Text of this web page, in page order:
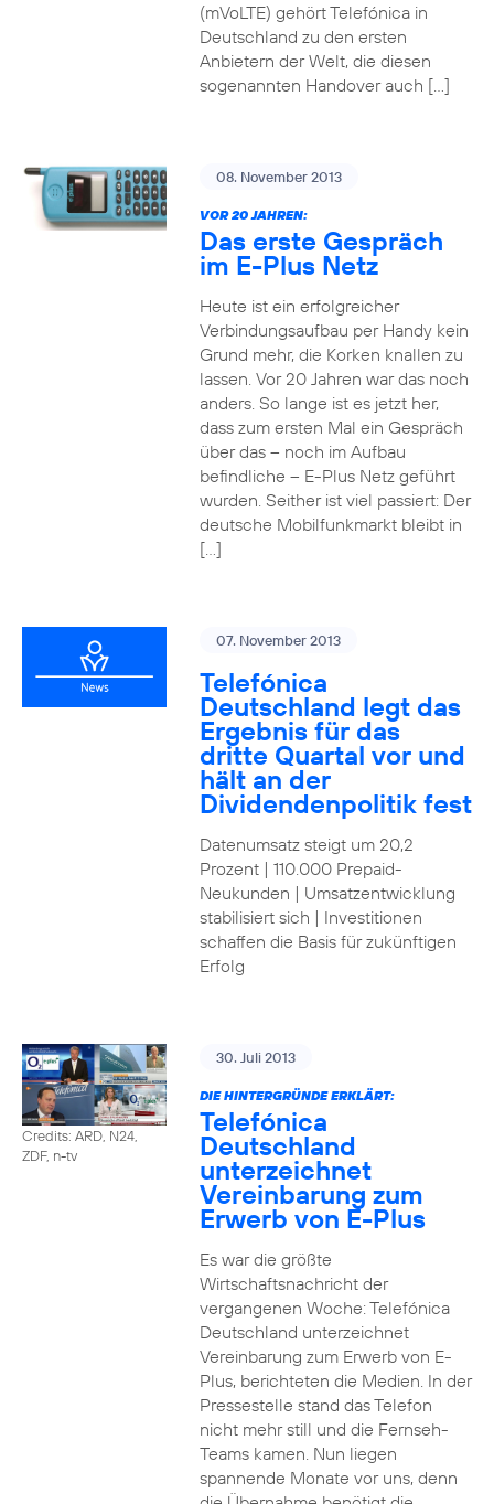
(mVoLTE) gehört Telefónica in
Deutschland zu den ersten
Anbietern der Welt, die diesen
sogenannten Handover auch […]
08. November 2013
VOR 20 JAHREN:
Das erste Gespräch
im E-Plus Netz
Heute ist ein erfolgreicher
Verbindungsaufbau per Handy kein
Grund mehr, die Korken knallen zu
lassen. Vor 20 Jahren war das noch
anders. So lange ist es jetzt her,
dass zum ersten Mal ein Gespräch
über das – noch im Aufbau
befindliche – E-Plus Netz geführt
wurden. Seither ist viel passiert: Der
deutsche Mobilfunkmarkt bleibt in
[…]
07. November 2013
Telefónica
Deutschland legt das
Ergebnis für das
dritte Quartal vor und
hält an der
Dividendenpolitik fest
Datenumsatz steigt um 20,2
Prozent | 110.000 Prepaid-
Neukunden | Umsatzentwicklung
stabilisiert sich | Investitionen
schaffen die Basis für zukünftigen
Erfolg
Credits: ARD, N24,
ZDF, n-tv
30. Juli 2013
DIE HINTERGRÜNDE ERKLÄRT:
Telefónica
Deutschland
unterzeichnet
Vereinbarung zum
Erwerb von E-Plus
Es war die größte
Wirtschaftsnachricht der
vergangenen Woche: Telefónica
Deutschland unterzeichnet
Vereinbarung zum Erwerb von E-
Plus, berichteten die Medien. In der
Pressestelle stand das Telefon
nicht mehr still und die Fernseh-
Teams kamen. Nun liegen
spannende Monate vor uns, denn